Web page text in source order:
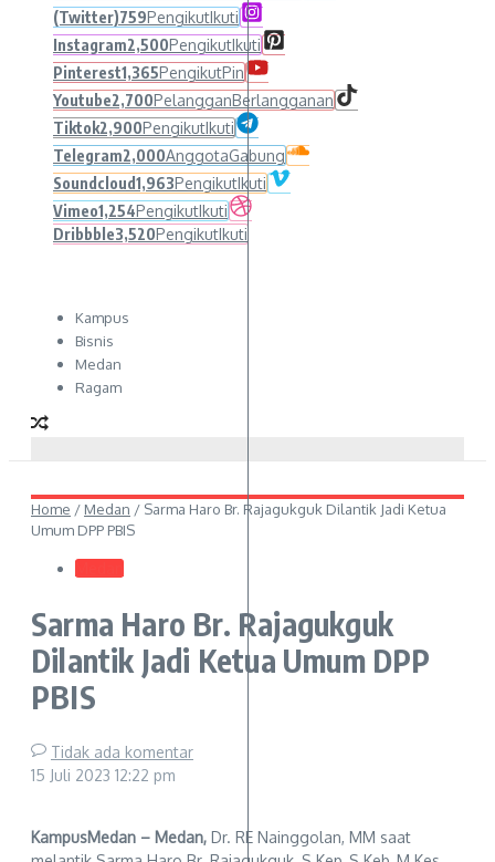
(Twitter)759PengikutIkuti
Instagram2,500PengikutIkuti
Pinterest1,365PengikutPin
Youtube2,700PelangganBerlangganan
Tiktok2,900PengikutIkuti
Telegram2,000AnggotaGabung
Soundcloud1,963PengikutIkuti
Vimeo1,254PengikutIkuti
Dribbble3,520PengikutIkuti
Kampus
Bisnis
Medan
Ragam
Home / Medan / Sarma Haro Br. Rajagukguk Dilantik Jadi Ketua
Umum DPP PBIS
Sarma Haro Br. Rajagukguk
Dilantik Jadi Ketua Umum DPP
PBIS
Tidak ada komentar
15 Juli 2023 12:22 pm
KampusMedan – Medan, Dr. RE Nainggolan, MM saat